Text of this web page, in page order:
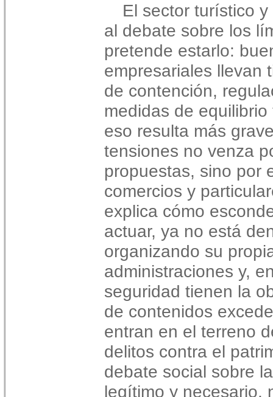
El sector turístico
al debate sobre los
pretende estarlo:
empresariales llevan
de contención,
medidas de
eso resulta más
tensiones no venza
propuestas, sino por
comercios y
explica cómo
actuar, ya no está
organizando su
administraciones y,
seguridad tienen la
de contenidos
entran en el terreno
delitos contra el
debate social sobre
legítimo y necesario,